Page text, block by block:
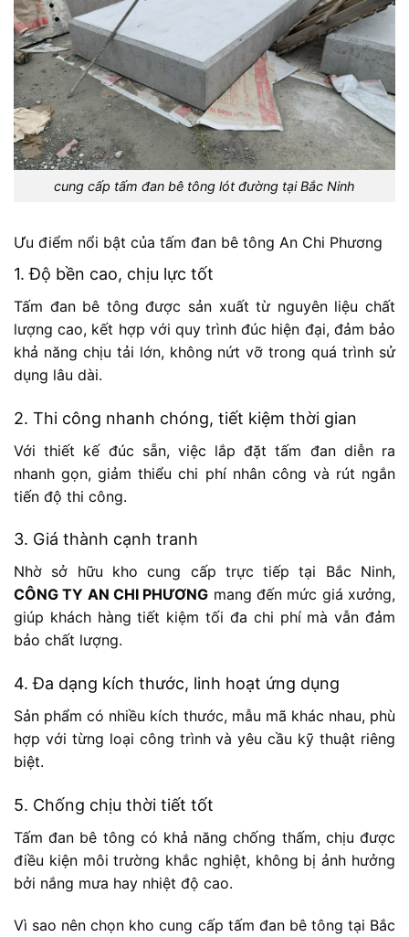
cung cấp tấm đan bê tông lót đường tại Bắc Ninh
Ưu điểm nổi bật của tấm đan bê tông An Chi Phương
1. Độ bền cao, chịu lực tốt
Tấm đan bê tông được sản xuất từ nguyên liệu chất
lượng cao, kết hợp với quy trình đúc hiện đại, đảm bảo
khả năng chịu tải lớn, không nứt vỡ trong quá trình sử
dụng lâu dài.
2. Thi công nhanh chóng, tiết kiệm thời gian
Với thiết kế đúc sẵn, việc lắp đặt tấm đan diễn ra
nhanh gọn, giảm thiểu chi phí nhân công và rút ngắn
tiến độ thi công.
3. Giá thành cạnh tranh
Nhờ sở hữu kho cung cấp trực tiếp tại Bắc Ninh,
CÔNG TY AN CHI PHƯƠNG mang đến mức giá xưởng,
giúp khách hàng tiết kiệm tối đa chi phí mà vẫn đảm
bảo chất lượng.
4. Đa dạng kích thước, linh hoạt ứng dụng
Sản phẩm có nhiều kích thước, mẫu mã khác nhau, phù
hợp với từng loại công trình và yêu cầu kỹ thuật riêng
biệt.
5. Chống chịu thời tiết tốt
Tấm đan bê tông có khả năng chống thấm, chịu được
điều kiện môi trường khắc nghiệt, không bị ảnh hưởng
bởi nắng mưa hay nhiệt độ cao.
Vì sao nên chọn kho cung cấp tấm đan bê tông tại Bắc